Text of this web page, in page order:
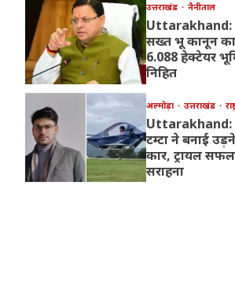
उत्तराखंड नैनीताल
Uttarakhand:
सख्त भू कानून
6.088 हेक्टेयर
निहित
अल्मोड़ा उत्तराखंड
Uttarakhand:
टम्टा ने बनाई
कार, ट्रायल
सराहना